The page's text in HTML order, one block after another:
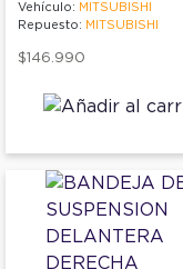
Vehículo: MITSUBISHI
Repuesto: MITSUBISHI
$146.990